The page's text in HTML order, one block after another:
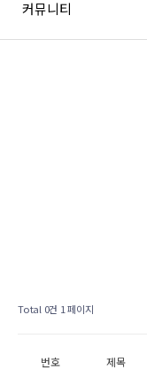
커뮤니티
Total 0건 1 페이지
번호 제목